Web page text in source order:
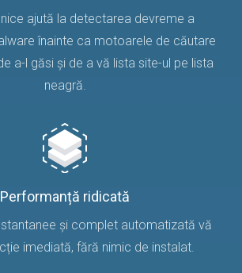
ajută la detectarea devreme a
înainte ca motoarele de căutare
a-l găsi și de a vă lista site-ul pe lista
neagră.
Performanță ridicată
și complet automatizată vă
imediată, fără nimic de instalat.